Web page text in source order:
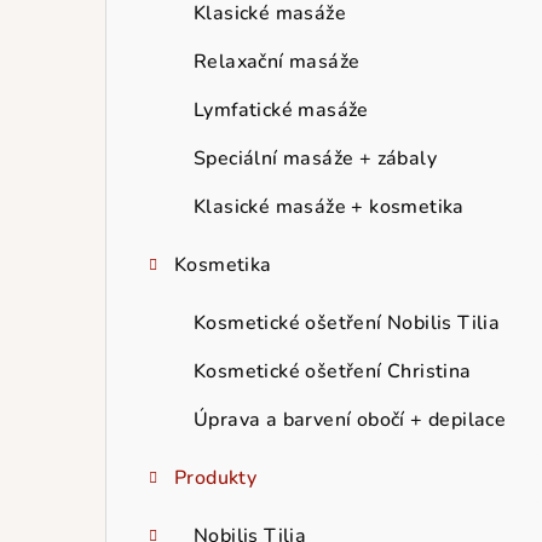
Klasické masáže
Relaxační masáže
Lymfatické masáže
Speciální masáže + zábaly
Klasické masáže + kosmetika
Kosmetika
Kosmetické ošetření Nobilis Tilia
Kosmetické ošetření Christina
Úprava a barvení obočí + depilace
Produkty
Nobilis Tilia